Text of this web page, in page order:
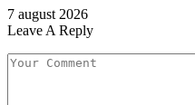
7 august 2026
Leave A Reply